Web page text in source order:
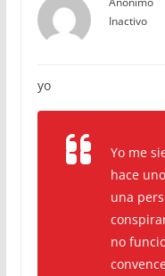
Inactivo
yo
Yo me
hace
una
no